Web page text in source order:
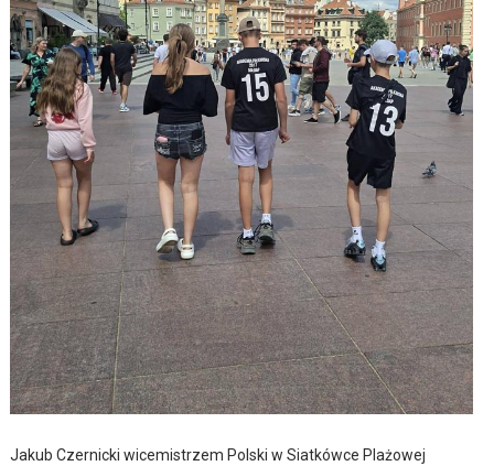
Jakub Czernicki wicemistrzem Polski w Siatkówce Plażowej